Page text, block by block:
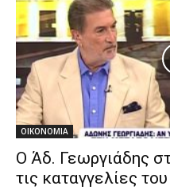
ΟΙΚΟΝΟΜΙΑ
O Άδ. Γεωργιάδης
τις καταγγελίες του